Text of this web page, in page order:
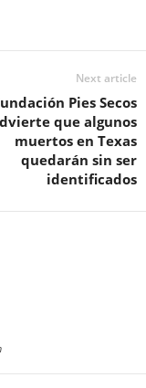
Next article
Pies Secos
que algunos
muertos en Texas
quedarán sin ser
identificados